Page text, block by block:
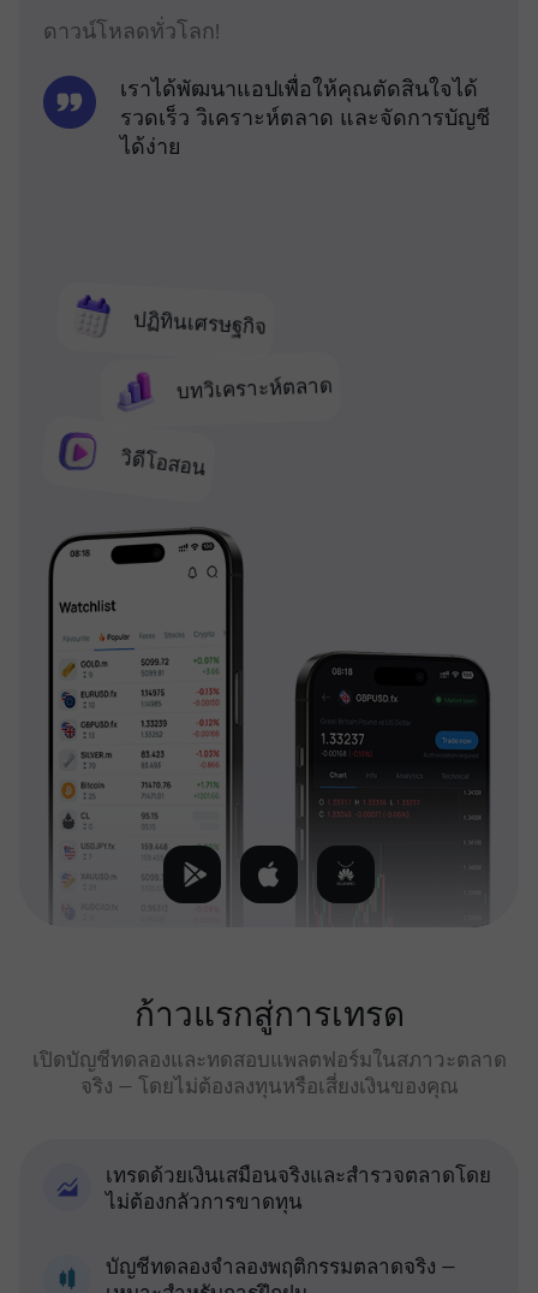
ดาวน์โหลดทั่วโลก!
ปฏิทินเศรษฐกิจ
บทวิเคราะห์ตลาด
วิดีโอสอน
เราได้พัฒนาแอปเพื่อให้คุณตัดสินใจได้
รวดเร็ว วิเคราะห์ตลาด และจัดการบัญชี
ได้ง่าย
ก้าวแรกสู่การเทรด
เปิดบัญชีทดลองและทดสอบแพลตฟอร์มในสภาวะตลาด
จริง — โดยไม่ต้องลงทุนหรือเสี่ยงเงินของคุณ
เทรดด้วยเงินเสมือนจริงและสำรวจตลาดโดย
ไม่ต้องกลัวการขาดทุน
บัญชีทดลองจำลองพฤติกรรมตลาดจริง —